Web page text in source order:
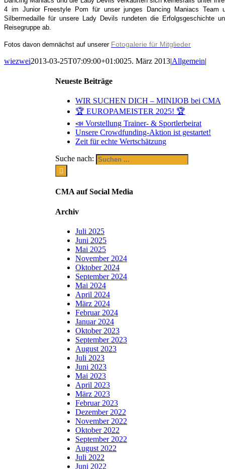
4 im Junior Freestyle Pom für unser junges Dancing Maniacs Team
Silbermedaille für unsere Lady Devils rundeten die Erfolgsgeschichte
Reisegruppe ab.
Fotos davon demnächst auf unserer Fotogalerie für Mitglieder
wiezwei2013-03-25T07:09:00+01:0025. März 2013|Allgemein|
Neueste Beiträge
WIR SUCHEN DICH – MINIJOB bei CMA
🏆 EUROPAMEISTER 2025! 🏆
📣 Vorstellung Trainer- & Sportlerbeirat
Unsere Crowdfunding-Aktion ist gestartet!
Zeit für echte Wertschätzung
Suche nach:
CMA auf Social Media
Archiv
Juli 2025
Juni 2025
Mai 2025
November 2024
Oktober 2024
September 2024
Mai 2024
April 2024
März 2024
Februar 2024
Januar 2024
Oktober 2023
September 2023
August 2023
Juli 2023
Juni 2023
Mai 2023
April 2023
März 2023
Februar 2023
Dezember 2022
November 2022
Oktober 2022
September 2022
August 2022
Juli 2022
Juni 2022